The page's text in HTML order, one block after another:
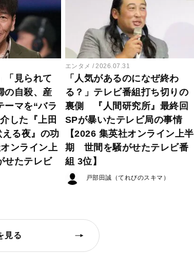
「見られて
の自殺、産
マを“バラ
した『上田
る夜』の功
ンライン上
たテレビ
エンタメ 2026.07.31
「人気があるのになぜ終わ
る？」テレビ番組打ち切りの
裏側 『人間研究所』最終回
SPが暴いたテレビ局の事情
【2026 集英社オンライン上半
期 世間を騒がせたテレビ番
組 3位】
戸部田誠（てれびのスキマ）
見る